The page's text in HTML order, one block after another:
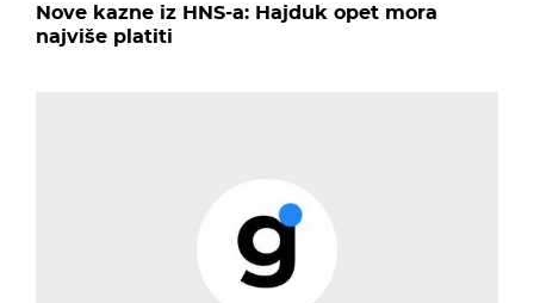
Nove kazne iz HNS-a: Hajduk opet mora
najviše platiti